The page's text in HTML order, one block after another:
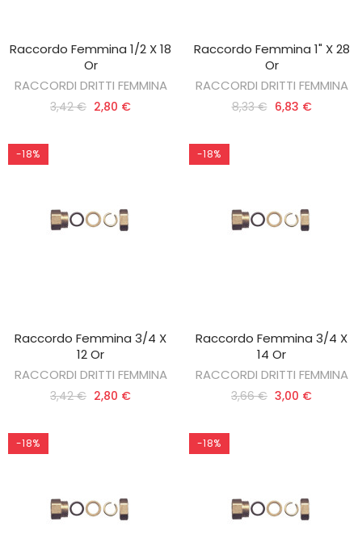
AGGIUNGI AL CARRELLO
Raccordo Femmina 1/2 X 18
Or
RACCORDI DRITTI FEMMINA
3,42 € 2,80 €
AGGIUNGI AL CARRELLO
Raccordo Femmina 1" X 28
Or
RACCORDI DRITTI FEMMINA
8,33 € 6,83 €
-18%
AGGIUNGI AL CARRELLO
Raccordo Femmina 3/4 X
12 Or
RACCORDI DRITTI FEMMINA
3,42 € 2,80 €
-18%
AGGIUNGI AL CARRELLO
Raccordo Femmina 3/4 X
14 Or
RACCORDI DRITTI FEMMINA
3,66 € 3,00 €
-18% -18%